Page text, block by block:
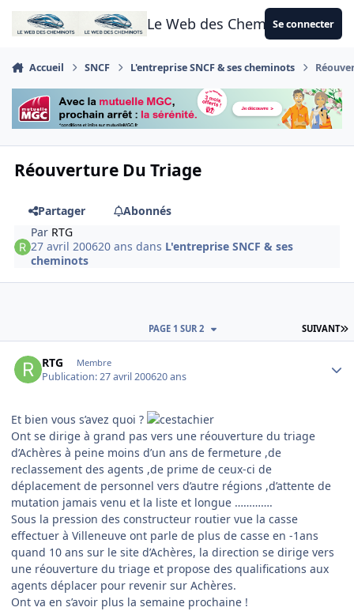
Aller au contenu
Le Web des CheminotsSe connecter
Accueil SNCF L'entreprise SNCF & ses cheminots
Réouverture Du Triage
Partager
Abonnés
Par RTG
27 avril 200620 ans dans L'entreprise SNCF & ses
cheminots
SUIVANT
PAGE 1 SUR 2
RTG Membre
Publication:27 avril 200620 ans
Et bien vous s’avez quoi ?
Ont se dirige à grand pas vers une réouverture du triage
d’Achères à peine moins d’un ans de fermeture ,de
reclassement des agents ,de prime de ceux-ci de
déplacement de personnel vers d’autre régions ,d’attente de
mutation jamais venu et la liste et longue ………….
Sous la pression des constructeur routier vue la casse
effectuer à Villeneuve ont parle de plus de casse en -1ans
quand 10 ans sur le site d’Achères, la direction se dirige vers
une réouverture du triage et propose des qualifications aux
agents déplacer pour revenir sur Achères.
Ont va en s’avoir plus la semaine prochaine !